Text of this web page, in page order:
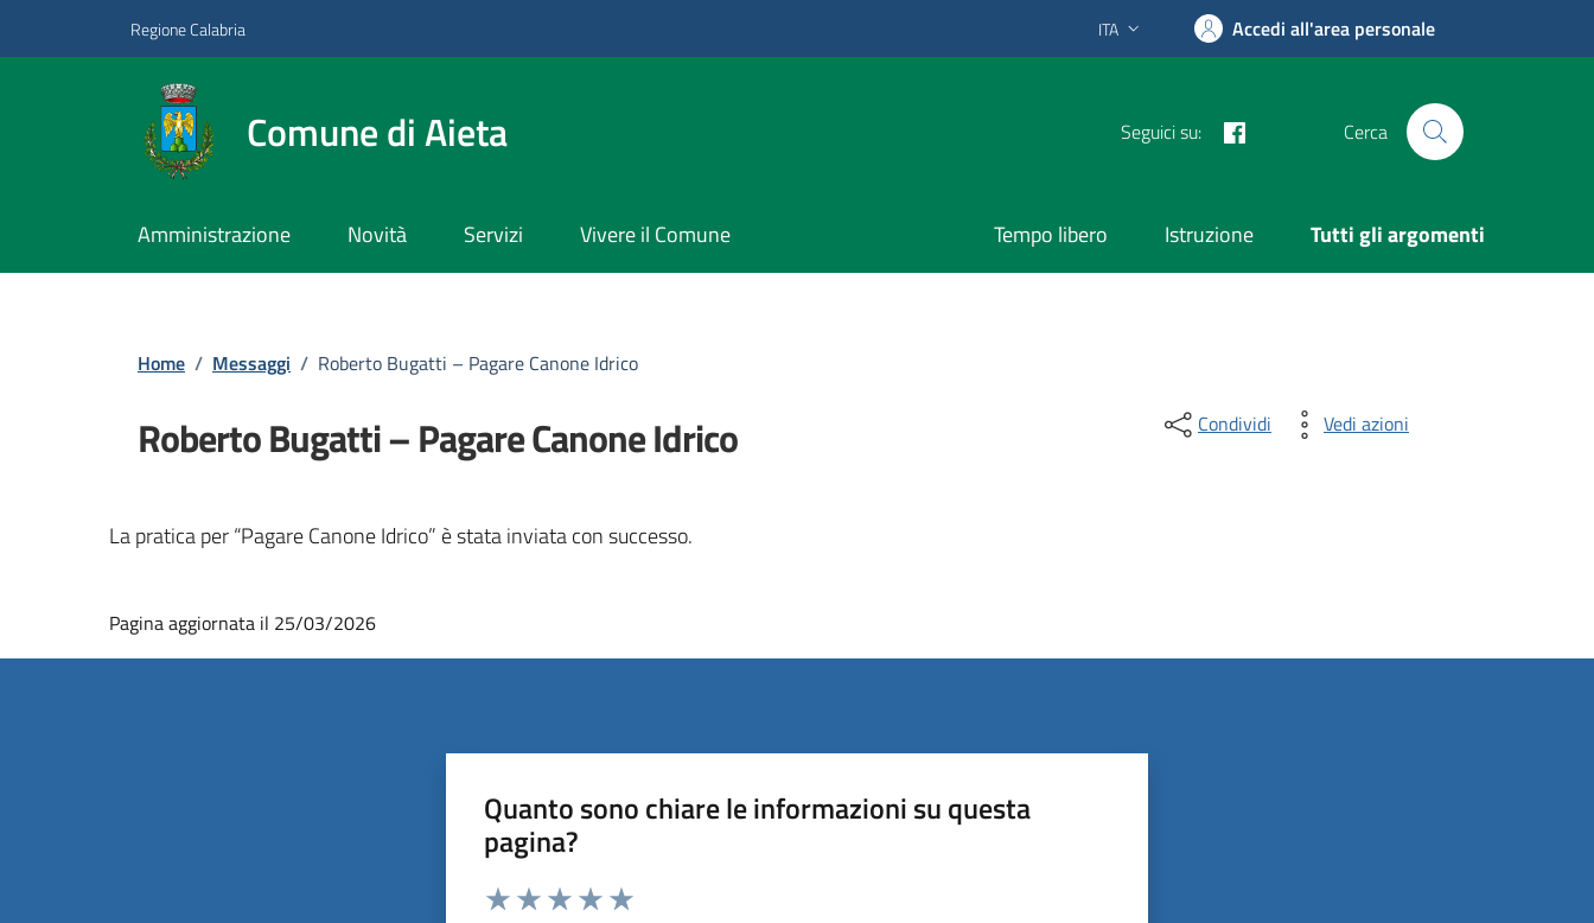
Regione Calabria Lingua attiva:
ITA Accedi all'area personale
Comune di Aieta Seguici su: Cerca
Amministrazione Novità Servizi Vivere il Comune Tempo libero Istruzione Tutti gli argomenti
Home / Messaggi / Roberto Bugatti – Pagare Canone Idrico
Roberto Bugatti – Pagare Canone Idrico Condividi Vedi azioni
La pratica per “Pagare Canone Idrico” è stata inviata con successo.
Pagina aggiornata il 25/03/2026
Quanto sono chiare le informazioni su questa
pagina?